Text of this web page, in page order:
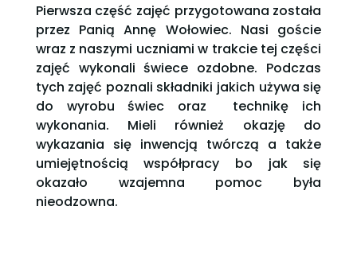
Pierwsza część zajęć przygotowana została
przez Panią Annę Wołowiec. Nasi goście
wraz z naszymi uczniami w trakcie tej części
zajęć wykonali świece ozdobne. Podczas
tych zajęć poznali składniki jakich używa się
do wyrobu świec oraz technikę ich
wykonania. Mieli również okazję do
wykazania się inwencją twórczą a także
umiejętnością współpracy bo jak się
okazało wzajemna pomoc była
nieodzowna.